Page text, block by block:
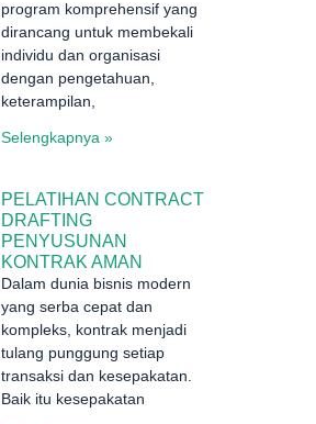
program komprehensif yang
dirancang untuk membekali
individu dan organisasi
dengan pengetahuan,
keterampilan,
Selengkapnya »
PELATIHAN CONTRACT
DRAFTING
PENYUSUNAN
KONTRAK AMAN
Dalam dunia bisnis modern
yang serba cepat dan
kompleks, kontrak menjadi
tulang punggung setiap
transaksi dan kesepakatan.
Baik itu kesepakatan